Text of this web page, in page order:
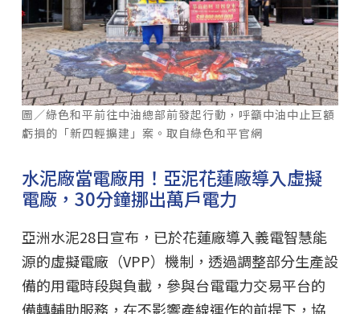
圖／綠色和平前往中油總部前發起行動，呼籲中油中止巨額
虧損的「新四輕擴建」案。取自綠色和平官網
水泥廠當電廠用！亞泥花蓮廠導入虛擬
電廠，30分鐘挪出萬戶電力
亞洲水泥28日宣布，已於花蓮廠導入義電智慧能
源的虛擬電廠（VPP）機制，透過調整部分生產設
備的用電時段與負載，參與台電電力交易平台的
備轉輔助服務，在不影響產線運作的前提下，協